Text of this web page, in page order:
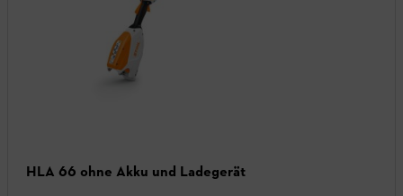
HLA 66 ohne Akku und Ladegerät